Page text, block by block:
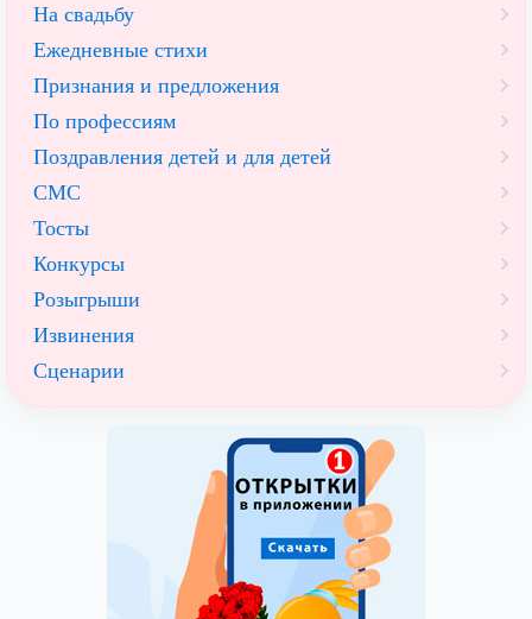
На свадьбу
Ежедневные стихи
Признания и предложения
По профессиям
Поздравления детей и для детей
СМС
Тосты
Конкурсы
Розыгрыши
Извинения
Сценарии